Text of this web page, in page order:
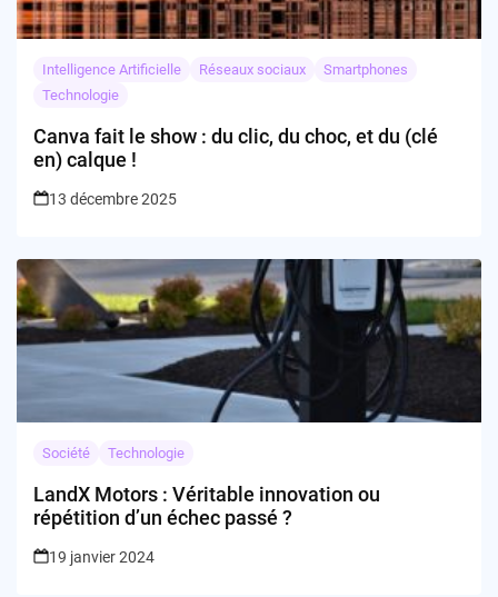
Intelligence Artificielle Réseaux sociaux
Smartphones
Technologie
Canva fait le show : du clic, du choc, et du (clé
en) calque !
13 décembre 2025
Société Technologie
LandX Motors : Véritable innovation ou
répétition d’un échec passé ?
19 janvier 2024